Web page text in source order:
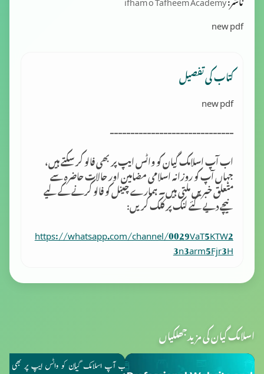
new pdf
کتاب کی تفصیل
new pdf
------------------------------
اب آپ اسلامک گِیان کو واٹس ایپ پر بھی فالو کر سکتے ہیں،
جہاں آپ کو روزانہ اسلامی مضامین اور حالات حاضرہ سے
متعلق خبریں ملتی ہیں۔ ہمارے چینل کو فالو کرنے کے لیے
نیچے دیے گئے لنک پر کلک کریں:
https://whatsapp.com/channel/0029VaT5KTW2
3n3arm5Fjr3H
اسلامک گیان کی مزید جھلکیاں